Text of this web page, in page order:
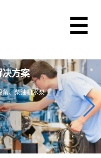
决方案
备、柴油机水泵